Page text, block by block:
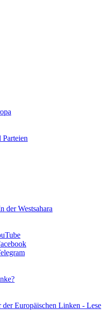
der Westsahara
der Europäischen Linken - Lese